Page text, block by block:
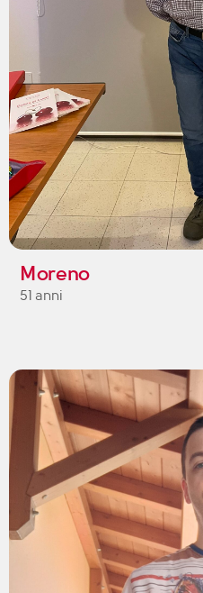
Moreno
51 anni